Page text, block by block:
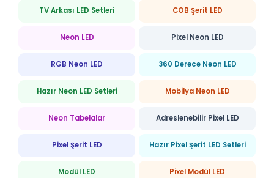
TV Arkası LED Setleri COB Şerit LED
Neon LED Pixel Neon LED
RGB Neon LED 360 Derece Neon LED
Hazır Neon LED Setleri Mobilya Neon LED
Neon Tabelalar Adreslenebilir Pixel LED
Pixel Şerit LED Hazır Pixel Şerit LED Setleri
Modül LED Pixel Modül LED